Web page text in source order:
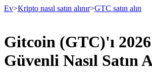
Vadeli İşlemler
Ev>Kripto nasıl satın alınır>GTC satın alın
Gitcoin (GTC)'ı
Güvenli Nasıl Satın